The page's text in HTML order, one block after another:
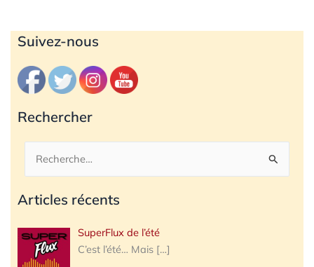
Suivez-nous
Rechercher
Rechercher :
Articles récents
SuperFlux de l’été
C’est l’été… Mais […]
Archives